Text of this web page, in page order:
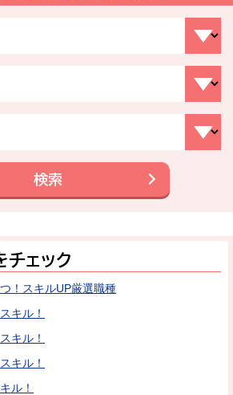
検索
チェック
！スキルUP厳選職種
キル！
キル！
キル！
ル！